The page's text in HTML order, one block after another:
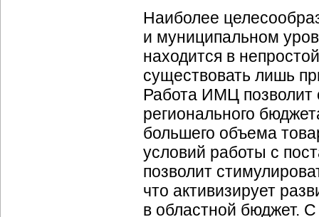
Наиболее
и муниципальном
находится в
существовать лишь
Работа ИМЦ позволит
регионального
большего объема
условий работы с
позволит
что активизирует
в областной бюджет.